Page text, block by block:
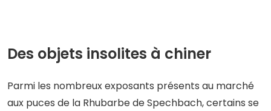
Des objets insolites à chiner
Parmi les nombreux exposants présents au marché
aux puces de la Rhubarbe de Spechbach, certains se